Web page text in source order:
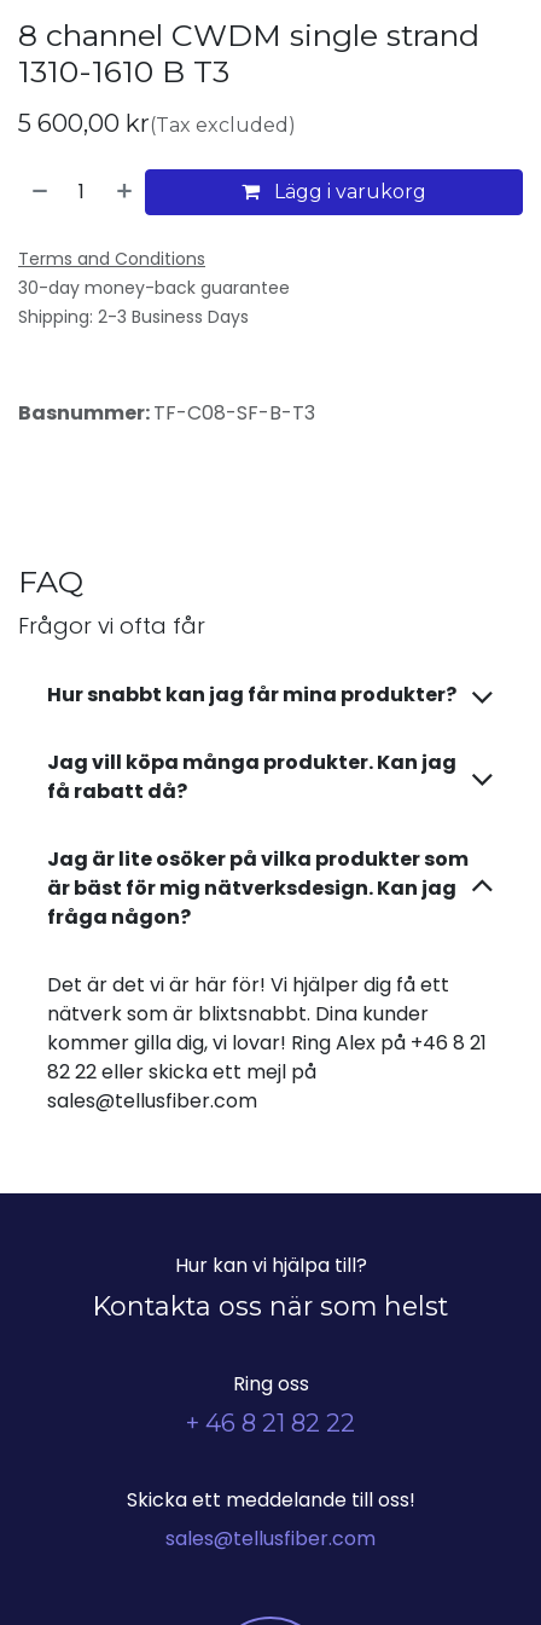
8 channel CWDM single strand
1310-1610 B T3
5 600,00 kr(Tax excluded)
Lägg i varukorg
Terms and Conditions
30-day money-back guarantee
Shipping: 2-3 Business Days
Basnummer:TF-C08-SF-B-T3
FAQ
Frågor vi ofta får
Hur snabbt kan jag får mina produkter?
Jag vill köpa många produkter. Kan jag
få rabatt då?
Jag är lite osöker på vilka produkter som
är bäst för mig nätverksdesign. Kan jag
fråga någon?
Det är det vi är här för! Vi hjälper dig få ett
nätverk som är blixtsnabbt. Dina kunder
kommer gilla dig, vi lovar! Ring Alex på +46 8 21
82 22 eller skicka ett mejl på
sales@tellusfiber.com
Hur kan vi hjälpa till?
Kontakta oss när som helst
Ring oss
+ 46 8 21 82 22
Skicka ett meddelande till oss!
sales@tellusfiber.com